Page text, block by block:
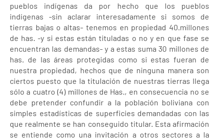
pueblos indígenas da por hecho que los pueblos
indígenas -sin aclarar interesadamente si somos de
tierras bajas o altas- tenemos en propiedad 40.millones
de has. -y si estas están tituladas o no y en que fase se
encuentran las demandas- y a estas suma 30 millones de
has. de las áreas protegidas como si estas fueran de
nuestra propiedad, hechos que de ninguna manera son
ciertos puesto que la titulación de nuestras tierras llega
sólo a cuatro (4) millones de Has., en consecuencia no se
debe pretender confundir a la población boliviana con
simples estadísticas de superficies demandadas con las
que realmente se han conseguido titular. Esta afirmación
se entiende como una invitación a otros sectores a la